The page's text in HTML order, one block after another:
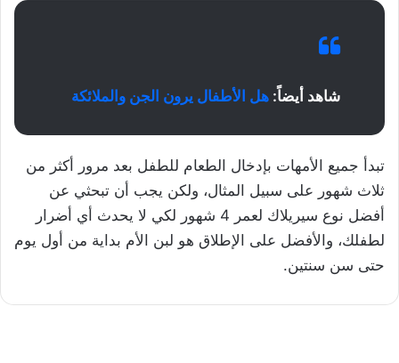
شاهد أيضاً: هل الأطفال يرون الجن والملائكة
تبدأ جميع الأمهات بإدخال الطعام للطفل بعد مرور أكثر من
ثلاث شهور على سبيل المثال، ولكن يجب أن تبحثي عن
أفضل نوع سيريلاك لعمر 4 شهور لكي لا يحدث أي أضرار
لطفلك، والأفضل على الإطلاق هو لبن الأم بداية من أول يوم
حتى سن سنتين.